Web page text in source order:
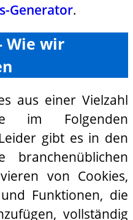
Generator.
Wie wir
aus einer Vielzahl
im Folgenden
gibt es in den
branchenüblichen
von Cookies,
Funktionen, die
vollständig